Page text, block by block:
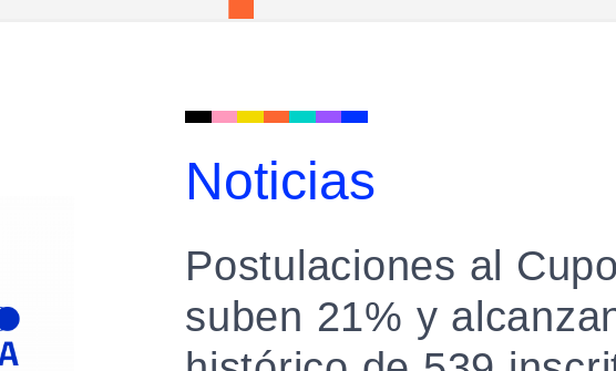
Noticias
Postulaciones al
suben 21% y